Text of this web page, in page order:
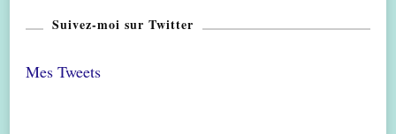
Suivez-moi sur Twitter
Mes Tweets